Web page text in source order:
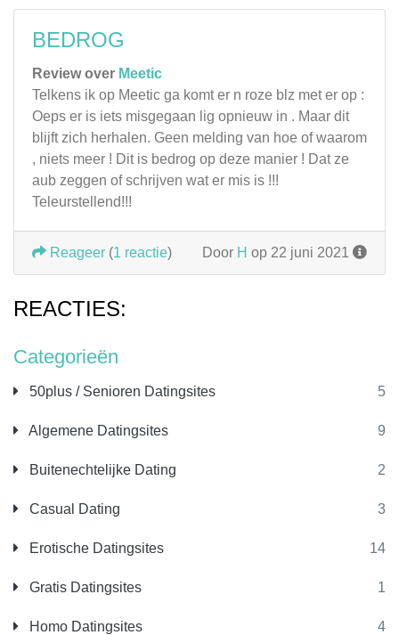
Categorieën
50plus / Senioren Datingsites 5
Algemene Datingsites 9
Buitenechtelijke Dating 2
Casual Dating 3
Erotische Datingsites 14
Gratis Datingsites 1
Homo Datingsites 4
BEDROG
Review over Meetic
Telkens ik op Meetic ga komt er n roze blz met er op :
Oeps er is iets misgegaan lig opnieuw in . Maar dit
blijft zich herhalen. Geen melding van hoe of waarom
, niets meer ! Dit is bedrog op deze manier ! Dat ze
aub zeggen of schrijven wat er mis is !!!
Teleurstellend!!!
Door H op 22 juni 2021
Reageer (1 reactie)
REACTIES: